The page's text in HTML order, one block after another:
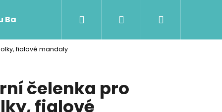
Baji nového Přihlášení
fialové mandaly
čelenka pro
fialové